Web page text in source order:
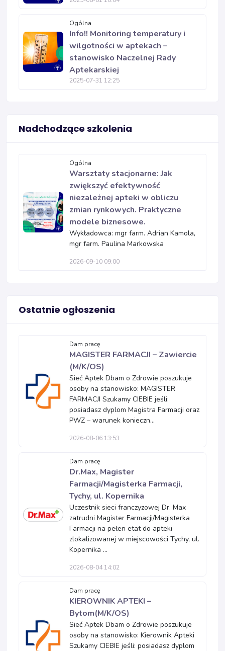
Ogólna
Info!! Monitoring temperatury i
wilgotności w aptekach –
stanowisko Naczelnej Rady
Aptekarskiej
2025-07-31 12:25
Nadchodzące szkolenia
Ogólna
Warsztaty stacjonarne: Jak
zwiększyć efektywność
niezależnej apteki w obliczu
zmian rynkowych. Praktyczne
modele biznesowe.
Wykładowca: mgr farm. Adrian Kamola,
mgr farm. Paulina Markowska
2026-09-10 09:00
Ostatnie ogłoszenia
Dam pracę
MAGISTER FARMACJI – Zawiercie
(M/K/OS)
Sieć Aptek Dbam o Zdrowie poszukuje
osoby na stanowisko: MAGISTER
FARMACJI Szukamy CIEBIE jeśli:
posiadasz dyplom Magistra Farmacji oraz
PWZ – warunek konieczn...
2026-08-06 13:53
Dam pracę
Dr.Max, Magister
Farmacji/Magisterka Farmacji,
Tychy, ul. Kopernika
Uczestnik sieci franczyzowej Dr. Max
zatrudni Magister Farmacji/Magisterka
Farmacji na pełen etat do apteki
zlokalizowanej w miejscowości Tychy, ul.
Kopernika ...
2026-08-04 14:02
Dam pracę
KIEROWNIK APTEKI –
Bytom(M/K/OS)
Sieć Aptek Dbam o Zdrowie poszukuje
osoby na stanowisko: Kierownik Apteki
Szukamy CIEBIE jeśli: posiadasz dyplom